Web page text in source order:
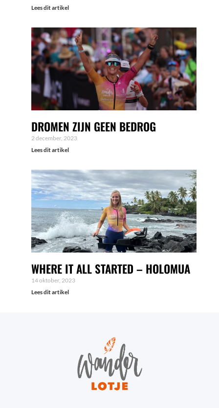
Lees dit artikel
DROMEN ZIJN GEEN BEDROG
2 december, 2023
Lees dit artikel
WHERE IT ALL STARTED – HOLOMUA
14 oktober, 2023
Lees dit artikel